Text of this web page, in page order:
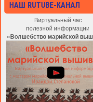
НАШ RUTUBE-КАНАЛ
Виртуальный час
полезной информации
«Волшебство марийской